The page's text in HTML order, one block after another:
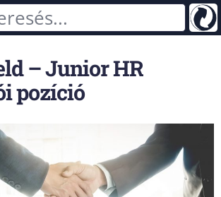
– Junior HR
pozíció